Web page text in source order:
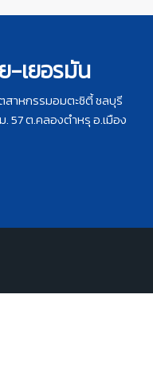
-เยอรมัน
สาหกรรมอมตะซิตี้ ชลบุรี
57 ต.คลองตำหรุ อ.เมือง